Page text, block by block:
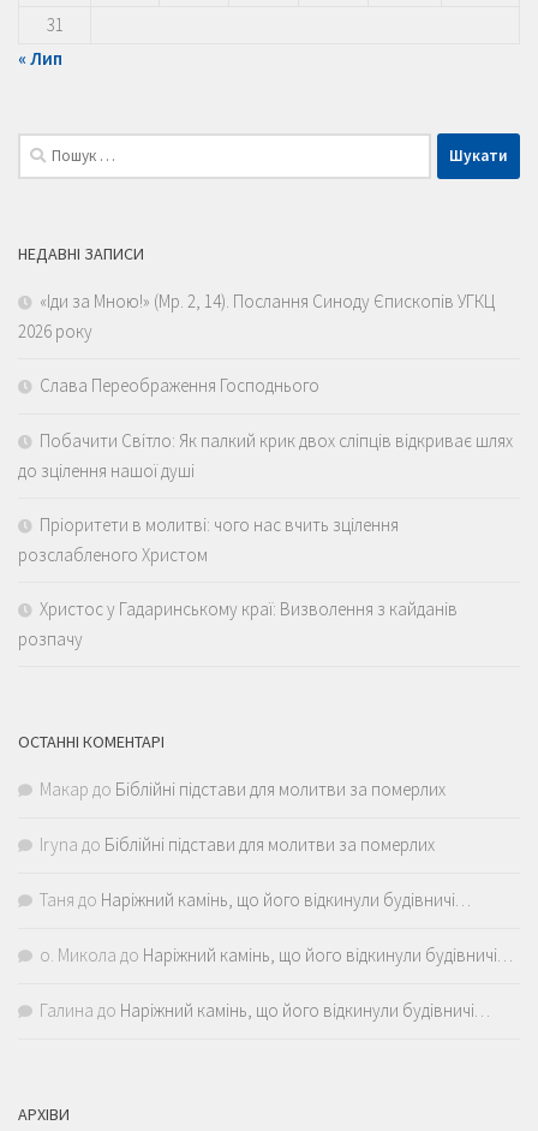
31
« Лип
Пошук:
НЕДАВНІ ЗАПИСИ
«Іди за Мною!» (Мр. 2, 14). Послання Синоду Єпископів УГКЦ
2026 року
Слава Переображення Господнього
Побачити Світло: Як палкий крик двох сліпців відкриває шлях
до зцілення нашої душі
Пріоритети в молитві: чого нас вчить зцілення
розслабленого Христом
Христос у Гадаринському краї: Визволення з кайданів
розпачу
ОСТАННІ КОМЕНТАРІ
Макар до Біблійні підстави для молитви за померлих
Iryna до Біблійні підстави для молитви за померлих
Таня до Наріжний камінь, що його відкинули будівничі…
о. Микола до Наріжний камінь, що його відкинули будівничі…
Галина до Наріжний камінь, що його відкинули будівничі…
АРХІВИ